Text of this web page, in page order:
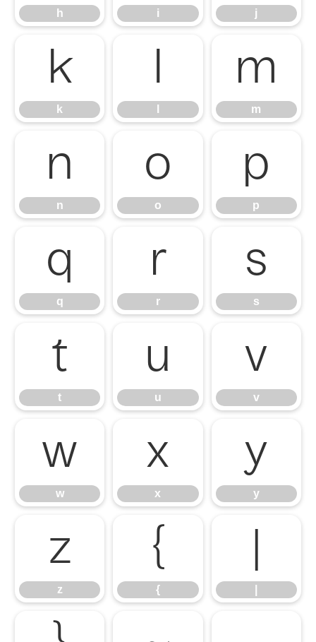
h i j
k
k
m
m
n
n
o
o
p
p
q
q
r
r
s
s
t
t
u
u
v
v
w
w
x
x
y
y
z
z
{
{